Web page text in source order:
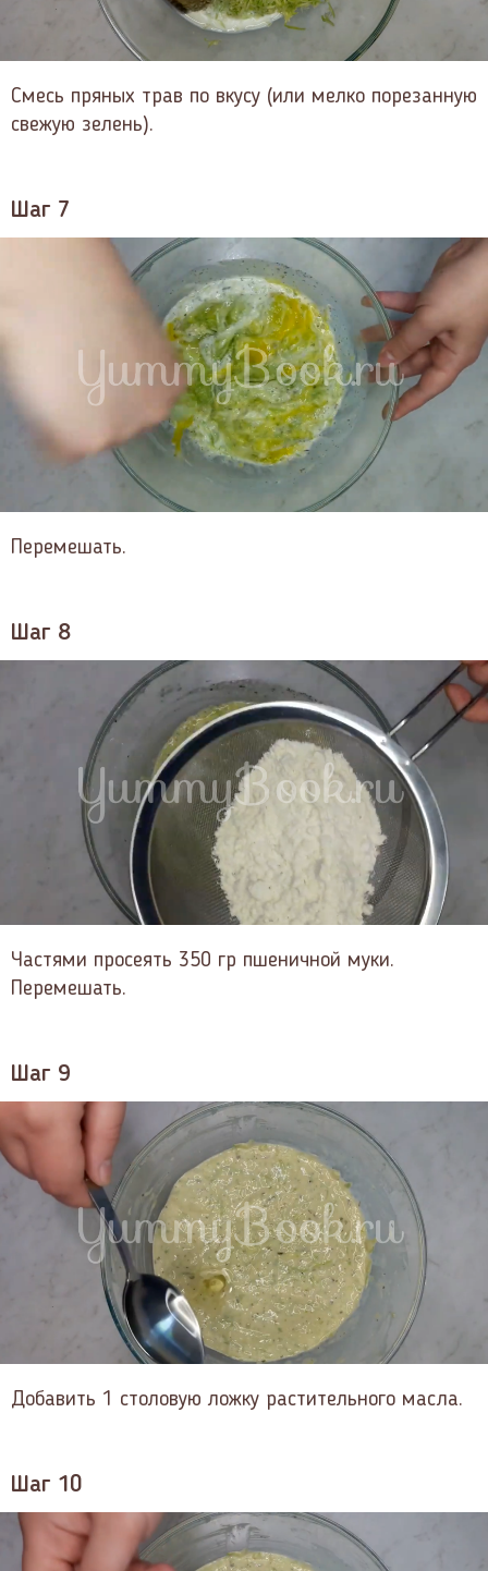
Смесь пряных трав по вкусу (или мелко порезанную
свежую зелень).
Шаг 7
Перемешать.
Шаг 8
Частями просеять 350 гр пшеничной муки.
Перемешать.
Шаг 9
Добавить 1 столовую ложку растительного масла.
Шаг 10